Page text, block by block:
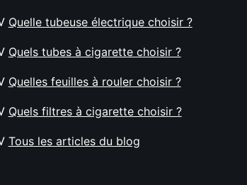
Quelle tubeuse électrique choisir ?
Quels tubes à cigarette choisir ?
Quelles feuilles à rouler choisir ?
Quels filtres à cigarette choisir ?
Tous les articles du blog